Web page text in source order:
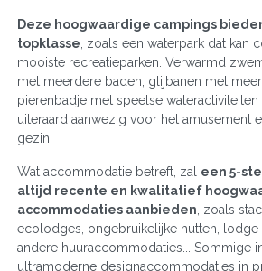
Deze hoogwaardige campings
topklasse , zoals een waterpark dat kan
mooiste recreatieparken. Verwarmd
met meerdere baden, glijbanen met
pierenbadje met speelse
uiteraard aanwezig voor het amusement
gezin.
Wat accommodatie betreft, zal een 5-
altijd recente en kwalitatief
accommodaties aanbieden , zoals
ecolodges, ongebruikelijke hutten, lodge
andere huuraccommodaties... Sommige
ultramoderne designaccommodaties in